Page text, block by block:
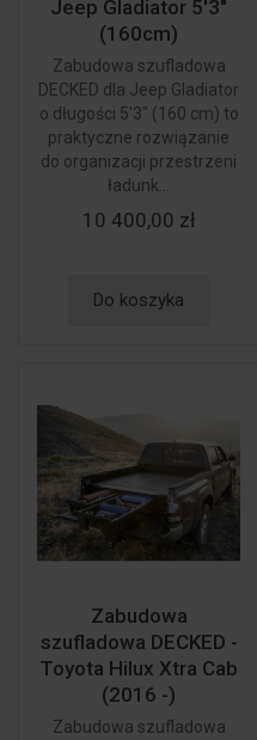
Jeep Gladiator 5'3"
(160cm)
Zabudowa szufladowa
DECKED dla Jeep Gladiator
o długości 5'3" (160 cm) to
praktyczne rozwiązanie
do organizacji przestrzeni
ładunk...
10 400,00 zł
Do koszyka
Zabudowa
szufladowa DECKED -
Toyota Hilux Xtra Cab
(2016 -)
Zabudowa szufladowa